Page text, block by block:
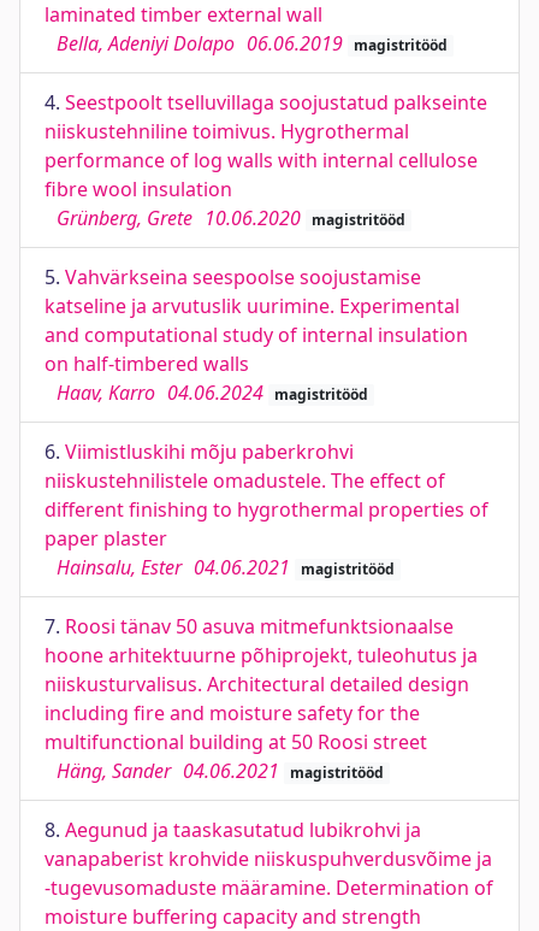
laminated timber external wall
Bella, Adeniyi Dolapo 06.06.2019 magistritööd
4. Seestpoolt tselluvillaga soojustatud palkseinte
niiskustehniline toimivus. Hygrothermal
performance of log walls with internal cellulose
fibre wool insulation
Grünberg, Grete 10.06.2020 magistritööd
5. Vahvärkseina seespoolse soojustamise
katseline ja arvutuslik uurimine. Experimental
and computational study of internal insulation
on half-timbered walls
Haav, Karro 04.06.2024 magistritööd
6. Viimistluskihi mõju paberkrohvi
niiskustehnilistele omadustele. The effect of
different finishing to hygrothermal properties of
paper plaster
Hainsalu, Ester 04.06.2021 magistritööd
7. Roosi tänav 50 asuva mitmefunktsionaalse
hoone arhitektuurne põhiprojekt, tuleohutus ja
niiskusturvalisus. Architectural detailed design
including fire and moisture safety for the
multifunctional building at 50 Roosi street
Häng, Sander 04.06.2021 magistritööd
8. Aegunud ja taaskasutatud lubikrohvi ja
vanapaberist krohvide niiskuspuhverdusvõime ja
-tugevusomaduste määramine. Determination of
moisture buffering capacity and strength